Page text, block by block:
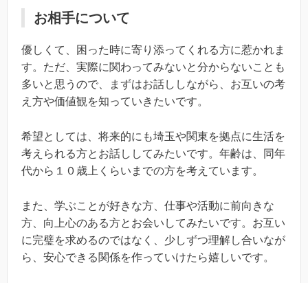
お相手について
優しくて、困った時に寄り添ってくれる方に惹かれま
す。ただ、実際に関わってみないと分からないことも
多いと思うので、まずはお話ししながら、お互いの考
え方や価値観を知っていきたいです。
希望としては、将来的にも埼玉や関東を拠点に生活を
考えられる方とお話ししてみたいです。年齢は、同年
代から１０歳上くらいまでの方を考えています。
また、学ぶことが好きな方、仕事や活動に前向きな
方、向上心のある方とお会いしてみたいです。お互い
に完璧を求めるのではなく、少しずつ理解し合いなが
ら、安心できる関係を作っていけたら嬉しいです。